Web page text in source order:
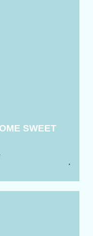
SWEET